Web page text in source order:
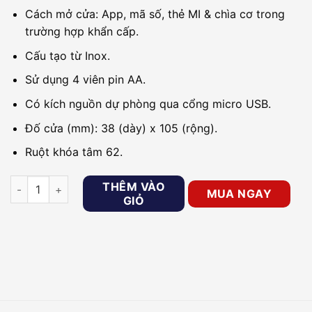
Cách mở cửa: App, mã số, thẻ MI & chìa cơ trong
trường hợp khẩn cấp.
Cấu tạo từ Inox.
Sử dụng 4 viên pin AA.
Có kích nguồn dự phòng qua cổng micro USB.
Đố cửa (mm): 38 (dày) x 105 (rộng).
Ruột khóa tâm 62.
Khóa thông minh cho căn hộ PHGLOCK KR7868 (Bạc – App)
THÊM VÀO
GIỎ
MUA NGAY